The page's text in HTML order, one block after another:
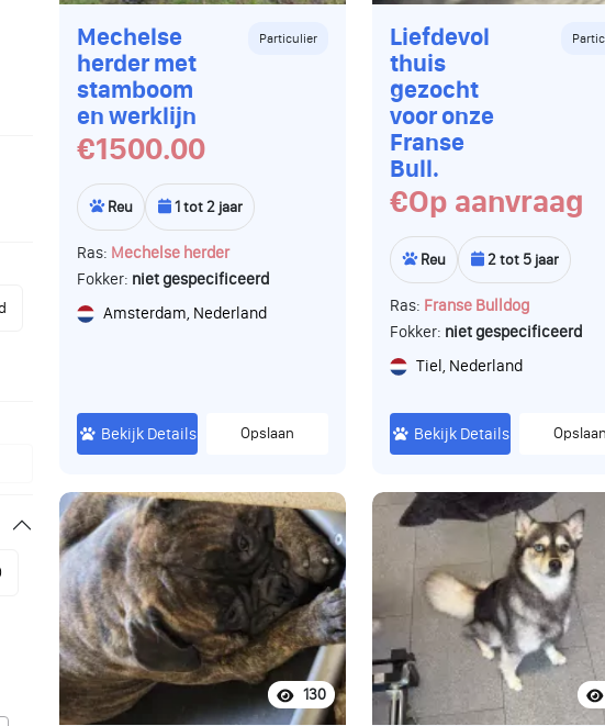
Mechelse
herder met
stamboom
en werklijn
Particulier
€1500.00
Reu 1 tot 2 jaar
Ras: Mechelse herder
Fokker: niet gespecificeerd
Amsterdam, Nederland
Bekijk Details Opslaan
Liefdevol
thuis
gezocht
voor onze
Franse
Bull.
€Op aanvraag
Reu 2 tot 5 jaar
Ras: Franse Bulldog
Fokker: niet gespecificeerd
Tiel, Nederland
Bekijk Details Opslaan
130